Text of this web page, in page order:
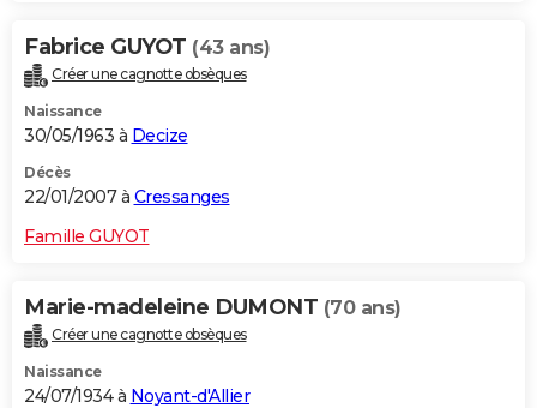
Fabrice GUYOT (43 ans)
Créer une cagnotte obsèques
Naissance
30/05/1963 à Decize
Décès
22/01/2007 à Cressanges
Famille GUYOT
Marie-madeleine DUMONT (70 ans)
Créer une cagnotte obsèques
Naissance
24/07/1934 à Noyant-d'Allier